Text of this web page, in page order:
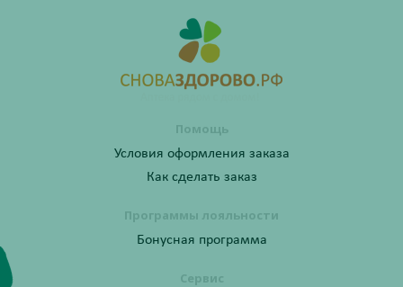
Помощь
Условия оформления заказа
Как сделать заказ
Программы лояльности
Бонусная программа
Сервис